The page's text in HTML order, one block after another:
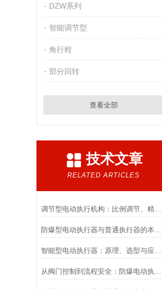
DZW系列
智能调节型
角行程
部分回转
查看全部
技术文章
RELATED ARTICLES
调节型电动执行机构：比例调节、精度控制要点